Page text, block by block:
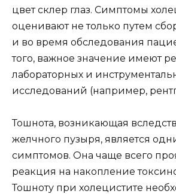
цвет склер глаз. Симптомы
оценивают не только путем
и во время обследования
того, важное значение имеют
лабораторных и
исследований (например,
Тошнота, возникающая
желчного пузыря, является
симптомов. Она чаще всего
реакция на накопление
Тошноту при холецистите